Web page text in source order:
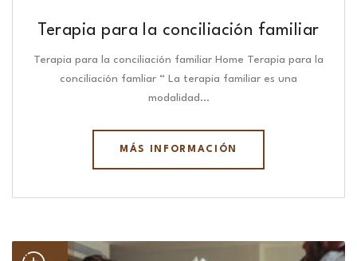
Terapia para la conciliación familiar
Terapia para la conciliación familiar Home Terapia para la
conciliación famliar “ La terapia familiar es una
modalidad…
MÁS INFORMACIÓN